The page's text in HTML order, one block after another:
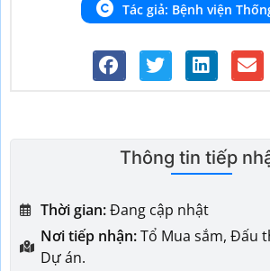
Thông tin tiếp
Thời gian:Đang cập nhật
Nơi tiếp nhận:Tổ Mua sắm, Đấu
Dự án.
Tác giả: Bệnh viện